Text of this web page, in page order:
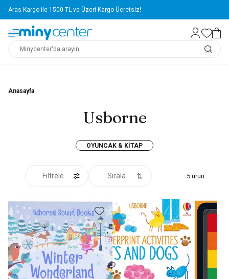
Aras Kargo ile 1500 TL ve Üzeri Kargo Ücretsiz!
Anasayfa
Usborne
OYUNCAK & KITAP
Filtrele Sırala 5 ürün